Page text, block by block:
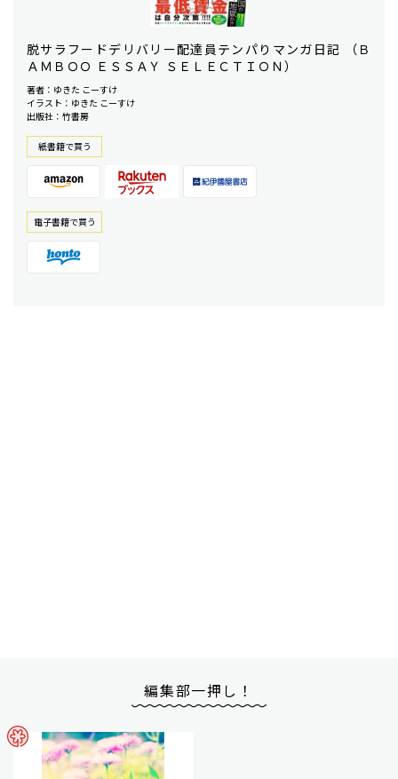
脱サラフードデリバリー配達員テンパりマンガ日記 （Ｂ
ＡＭＢＯＯ ＥＳＳＡＹ ＳＥＬＥＣＴＩＯＮ）
著者：ゆきた こーすけ
イラスト：ゆきた こーすけ
出版社：竹書房
紙書籍で買う
電⼦書籍で買う
編集部一押し！